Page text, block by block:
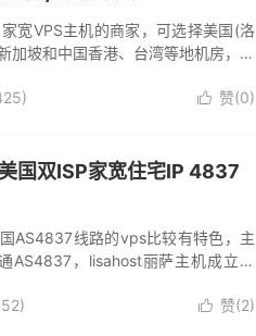
宽VPS主机的商家，可选择美国(洛
坡和中国香港、台湾等地机房，专
 赞(0)
国双ISP家宽住宅IP 4837
AS4837线路的vps比较有特色，主
AS4837，lisahost丽萨主机成立于
 赞(2)